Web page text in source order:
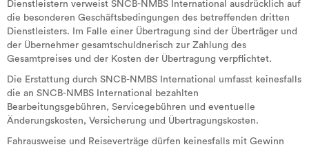
Dienstleistern verweist SNCB-NMBS International ausdrücklich auf
die besonderen Geschäftsbedingungen des betreffenden dritten
Dienstleisters. Im Falle einer Übertragung sind der Überträger und
der Übernehmer gesamtschuldnerisch zur Zahlung des
Gesamtpreises und der Kosten der Übertragung verpflichtet.
Die Erstattung durch SNCB-NMBS International umfasst keinesfalls
die an SNCB-NMBS International bezahlten
Bearbeitungsgebühren, Servicegebühren und eventuelle
Änderungskosten, Versicherung und Übertragungskosten.
Fahrausweise und Reiseverträge dürfen keinesfalls mit Gewinn